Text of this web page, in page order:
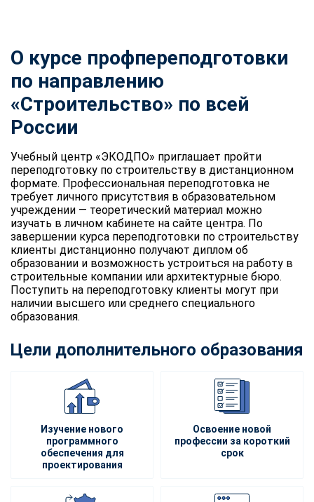
О курсе профпереподготовки
по направлению
«Строительство» по всей
России
Учебный центр «ЭКОДПО» приглашает пройти
переподготовку по строительству в дистанционном
формате. Профессиональная переподготовка не
требует личного присутствия в образовательном
учреждении — теоретический материал можно
изучать в личном кабинете на сайте центра. По
завершении курса переподготовки по строительству
клиенты дистанционно получают диплом об
образовании и возможность устроиться на работу в
строительные компании или архитектурные бюро.
Поступить на переподготовку клиенты могут при
наличии высшего или среднего специального
образования.
Цели дополнительного образования
Изучение нового
программного
обеспечения для
проектирования
Освоение новой
профессии за короткий
срок